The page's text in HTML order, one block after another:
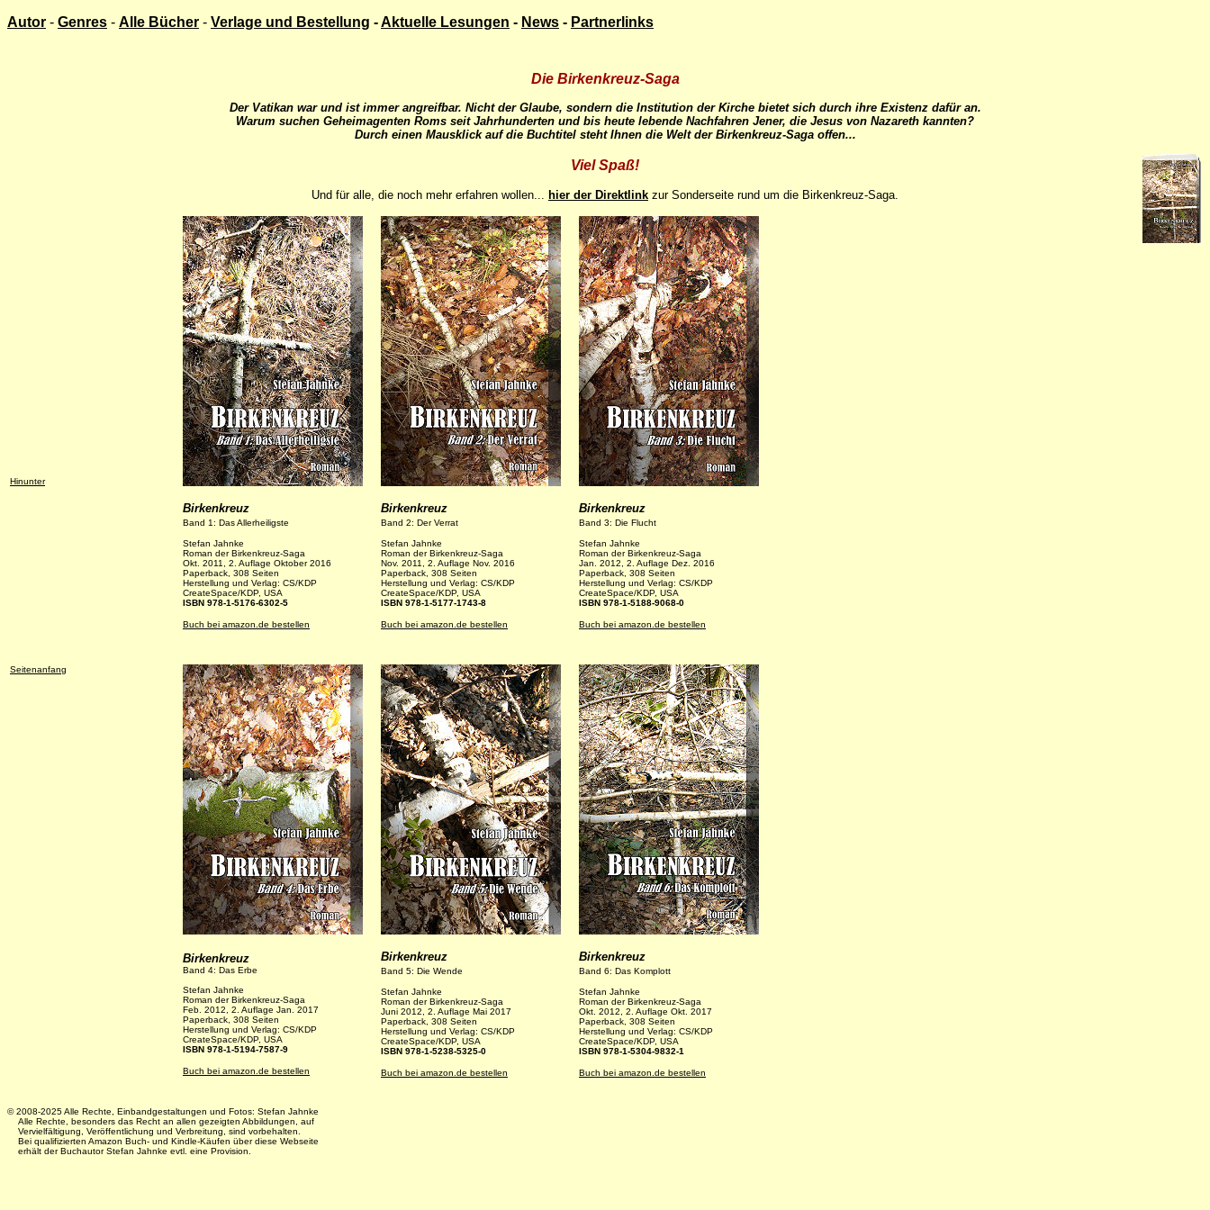
Autor - Genres - Alle Bücher - Verlage und Bestellung -Aktuelle Lesungen - News - Partnerlinks
Die Birkenkreuz-Saga
Der Vatikan war und ist immer angreifbar. Nicht der Glaube, sondern die Institution der Kirche bietet sich durch ihre Existenz dafür an.
Warum suchen Geheimagenten Roms seit Jahrhunderten und bis heute lebende Nachfahren Jener, die Jesus von Nazareth kannten?
Durch einen Mausklick auf die Buchtitel steht Ihnen die Welt der Birkenkreuz-Saga offen...
Viel Spaß!
Und für alle, die noch mehr erfahren wollen... hier der Direktlink zur Sonderseite rund um die Birkenkreuz-Saga.
Hinunter
Birkenkreuz
Band 1: Das Allerheiligste
Stefan Jahnke
Roman der Birkenkreuz-Saga
Okt. 2011, 2. Auflage Oktober 2016
Paperback, 308 Seiten
Herstellung und Verlag: CS/KDP
CreateSpace/KDP, USA
ISBN 978-1-5176-6302-5
Buch bei amazon.de bestellen
Birkenkreuz
Band 2: Der Verrat
Stefan Jahnke
Roman der Birkenkreuz-Saga
Nov. 2011, 2. Auflage Nov. 2016
Paperback, 308 Seiten
Herstellung und Verlag: CS/KDP
CreateSpace/KDP, USA
ISBN 978-1-5177-1743-8
Buch bei amazon.de bestellen
Birkenkreuz
Band 3: Die Flucht
Stefan Jahnke
Roman der Birkenkreuz-Saga
Jan. 2012, 2. Auflage Dez. 2016
Paperback, 308 Seiten
Herstellung und Verlag: CS/KDP
CreateSpace/KDP, USA
ISBN 978-1-5188-9068-0
Buch bei amazon.de bestellen
Seitenanfang
Birkenkreuz
Band 4: Das Erbe
Stefan Jahnke
Roman der Birkenkreuz-Saga
Feb. 2012, 2. Auflage Jan. 2017
Paperback, 308 Seiten
Herstellung und Verlag: CS/KDP
CreateSpace/KDP, USA
ISBN 978-1-5194-7587-9
Buch bei amazon.de bestellen
Birkenkreuz
Band 5: Die Wende
Stefan Jahnke
Roman der Birkenkreuz-Saga
Juni 2012, 2. Auflage Mai 2017
Paperback, 308 Seiten
Herstellung und Verlag: CS/KDP
CreateSpace/KDP, USA
ISBN 978-1-5238-5325-0
Buch bei amazon.de bestellen
Birkenkreuz
Band 6: Das Komplott
Stefan Jahnke
Roman der Birkenkreuz-Saga
Okt. 2012, 2. Auflage Okt. 2017
Paperback, 308 Seiten
Herstellung und Verlag: CS/KDP
CreateSpace/KDP, USA
ISBN 978-1-5304-9832-1
Buch bei amazon.de bestellen
© 2008-2025 Alle Rechte, Einbandgestaltungen und Fotos: Stefan Jahnke
Alle Rechte, besonders das Recht an allen gezeigten Abbildungen, auf
Vervielfältigung, Veröffentlichung und Verbreitung, sind vorbehalten.
Bei qualifizierten Amazon Buch- und Kindle-Käufen über diese Webseite
erhält der Buchautor Stefan Jahnke evtl. eine Provision.